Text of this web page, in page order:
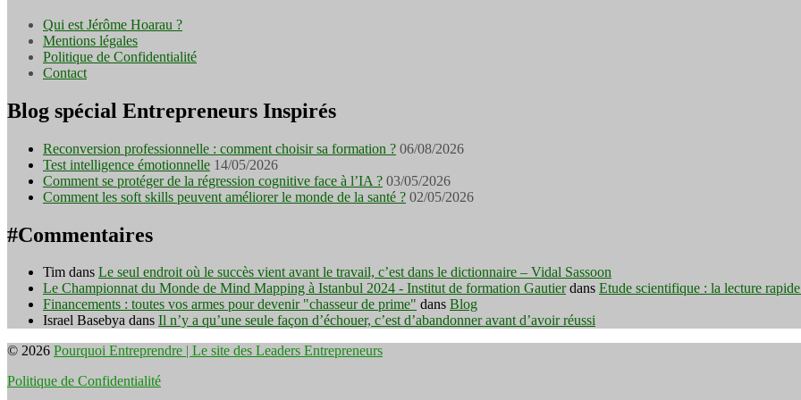
Qui est Jérôme Hoarau ?
Mentions légales
Politique de Confidentialité
Contact
Blog spécial Entrepreneurs Inspirés
Reconversion professionnelle : comment choisir sa formation ? 06/08/2026
Test intelligence émotionnelle 14/05/2026
Comment se protéger de la régression cognitive face à l’IA ? 03/05/2026
Comment les soft skills peuvent améliorer le monde de la santé ? 02/05/2026
#Commentaires
Tim dans Le seul endroit où le succès vient avant le travail, c’est dans le dictionnaire – Vidal Sassoon
Le Championnat du Monde de Mind Mapping à Istanbul 2024 - Institut de formation Gautierdans Etude scientifique : la lecture
Financements : toutes vos armes pour devenir "chasseur de prime" dans Blog
Israel Basebya dans Il n’y a qu’une seule façon d’échouer, c’est d’abandonner avant d’avoir réussi
© 2026 Pourquoi Entreprendre | Le site des Leaders Entrepreneurs
Politique de Confidentialité